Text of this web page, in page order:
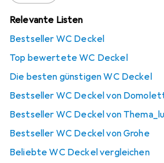
Relevante Listen
Bestseller WC Deckel
Top bewertete WC Deckel
Die besten günstigen WC Deckel
Bestseller WC Deckel von
Bestseller WC Deckel von
Bestseller WC Deckel von Grohe
Beliebte WC Deckel vergleichen